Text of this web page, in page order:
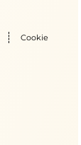
Cookie